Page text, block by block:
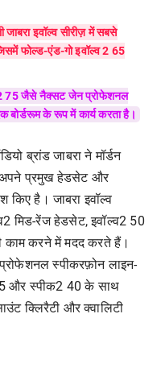
इवॉल्व सीरीज़ में सबसे
फोल्ड-एंड-गो इवॉल्व 2 65
2 75 जैसे नैक्सट जेन प्रोफेशनल
बोर्डरूम के रूप में कार्य करता है।
ब्रांड जाबरा ने मॉर्डन
अपने प्रमुख हेडसेट और
किए है। जाबरा इवॉल्व
मिड-रेंज हेडसेट, इवॉल्व2 50
काम करने में मदद करते हैं।
प्रोफेशनल स्पीकरफ़ोन लाइन-
और स्पीक2 40 के साथ
क्लिरैटी और क्वालिटी